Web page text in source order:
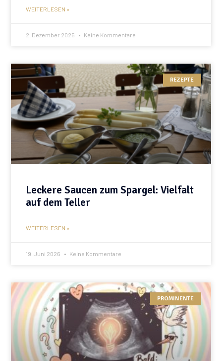
WEITERLESEN »
2. Dezember 2025 Keine Kommentare
REZEPTE
Leckere Saucen zum Spargel: Vielfalt
auf dem Teller
WEITERLESEN »
19. Juni 2026 Keine Kommentare
PROMINENTE